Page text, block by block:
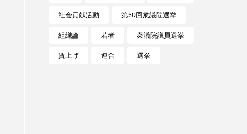
社会貢献活動 第50回衆議院選挙
組織論 若者 衆議院議員選挙
賃上げ 連合 選挙